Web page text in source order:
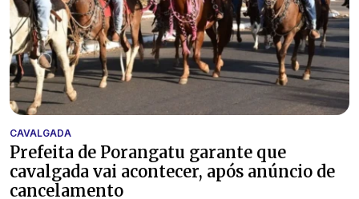
CAVALGADA
Prefeita de Porangatu garante que
cavalgada vai acontecer, após anúncio de
cancelamento